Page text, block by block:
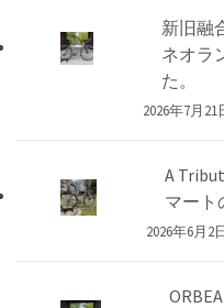
新旧融
ネオラ
た。
2026年7月21
A
マート
2026年6月2